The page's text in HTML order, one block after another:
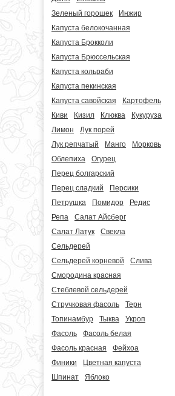
Зеленый горошек
Инжир
Капуста белокочанная
Капуста Брокколи
Капуста Брюссельская
Капуста кольраби
Капуста пекинская
Капуста савойская
Картофель
Киви
Кизил Клюква
Кукуруза
Лимон
Лук порей
Лук репчатый
Манго
Морковь
Облепиха
Огурец
Перец болгарский
Перец сладкий
Персики
Петрушка
Помидор
Редис
Репа
Салат Айсберг
Салат Латук
Свекла
Сельдерей
Сельдерей корневой
Слива
Смородина красная
Стеблевой сельдерей
Стручковая фасоль
Терн
Топинамбур
Тыква
Укроп
Фасоль
Фасоль белая
Фасоль красная
Фейхоа
Финики
Цветная капуста
Шпинат
Яблоко